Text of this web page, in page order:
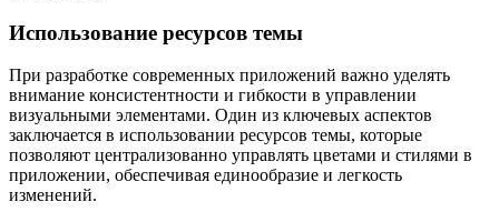
Использование ресурсов темы
При разработке современных приложений важно уделять
внимание консистентности и гибкости в управлении
визуальными элементами. Один из ключевых аспектов
заключается в использовании ресурсов темы, которые
позволяют централизованно управлять цветами и стилями в
приложении, обеспечивая единообразие и легкость
изменений.